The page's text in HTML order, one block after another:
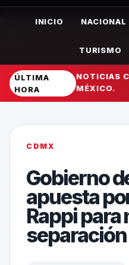
INICIO NACIONAL
TURISMO
ÚLTIMA
HORA
NOTICIAS
MÉXICO.
CDMX
Gobierno
apuesta
Rappi para